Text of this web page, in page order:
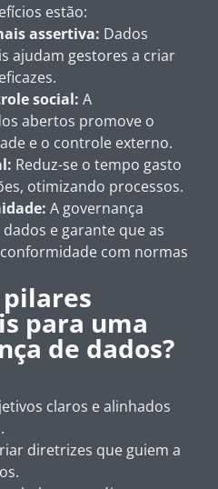
estão:
assertiva: Dados
ajudam gestores a criar
social: A
abertos promove o
e o controle externo.
Reduz-se o tempo gasto
otimizando processos.
A governança
e garante que as
com normas
pilares
para uma
de dados?
claros e alinhados
diretrizes que guiem a